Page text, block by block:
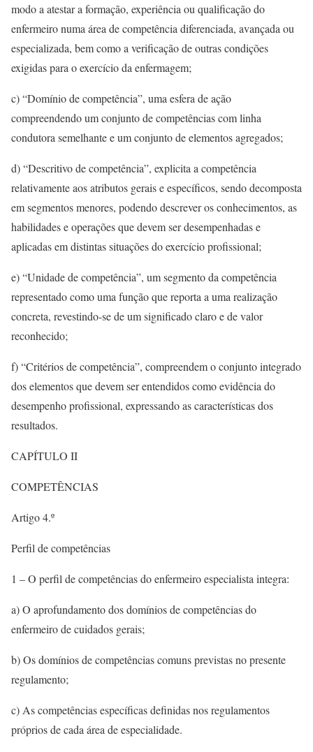
modo a atestar a formação, experiência ou qualificação do
enfermeiro numa área de competência diferenciada, avançada ou
especializada, bem como a verificação de outras condições
exigidas para o exercício da enfermagem;
c) “Domínio de competência”, uma esfera de ação
compreendendo um conjunto de competências com linha
condutora semelhante e um conjunto de elementos agregados;
d) “Descritivo de competência”, explicita a competência
relativamente aos atributos gerais e específicos, sendo decomposta
em segmentos menores, podendo descrever os conhecimentos, as
habilidades e operações que devem ser desempenhadas e
aplicadas em distintas situações do exercício profissional;
e) “Unidade de competência”, um segmento da competência
representado como uma função que reporta a uma realização
concreta, revestindo-se de um significado claro e de valor
reconhecido;
f) “Critérios de competência”, compreendem o conjunto integrado
dos elementos que devem ser entendidos como evidência do
desempenho profissional, expressando as características dos
resultados.
CAPÍTULO II
COMPETÊNCIAS
Artigo 4.º
Perfil de competências
1 – O perfil de competências do enfermeiro especialista integra:
a) O aprofundamento dos domínios de competências do
enfermeiro de cuidados gerais;
b) Os domínios de competências comuns previstas no presente
regulamento;
c) As competências específicas definidas nos regulamentos
próprios de cada área de especialidade.